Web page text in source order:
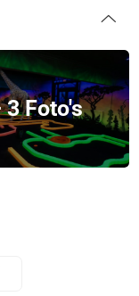
3 Foto's